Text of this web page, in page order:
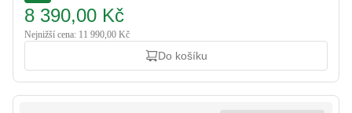
8 390,00 Kč
Nejnižší cena: 11 990,00 Kč
Do košíku